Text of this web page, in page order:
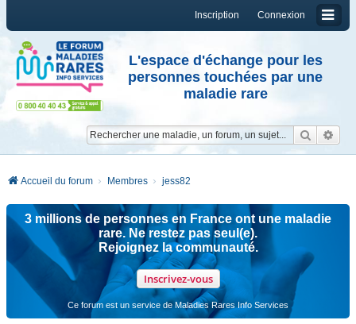
Connexion
Inscription
L'espace d'échange pour les
personnes touchées par une
maladie rare
Accueil du forum Membres jess82
3 millions de personnes en France ont une maladie
rare. Ne restez pas seul(e).
Rejoignez la communauté.
Inscrivez-vous
Ce forum est un service de Maladies Rares Info Services